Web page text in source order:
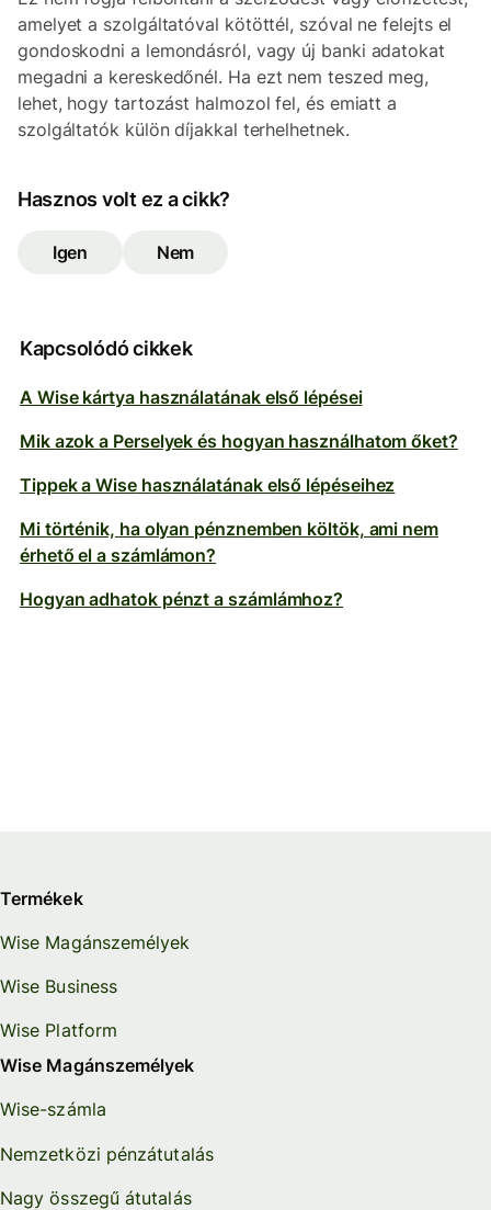
amelyet a szolgáltatóval kötöttél, szóval ne felejts el
gondoskodni a lemondásról, vagy új banki adatokat
megadni a kereskedőnél. Ha ezt nem teszed meg,
lehet, hogy tartozást halmozol fel, és emiatt a
szolgáltatók külön díjakkal terhelhetnek.
Hasznos volt ez a cikk?
Igen Nem
Kapcsolódó cikkek
A Wise kártya használatának első lépései
Mik azok a Perselyek és hogyan használhatom őket?
Tippek a Wise használatának első lépéseihez
Mi történik, ha olyan pénznemben költök, ami nem
érhető el a számlámon?
Hogyan adhatok pénzt a számlámhoz?
Termékek
Wise Magánszemélyek
Wise Business
Wise Platform
Wise Magánszemélyek
Wise-számla
Nemzetközi pénzátutalás
Nagy összegű átutalás